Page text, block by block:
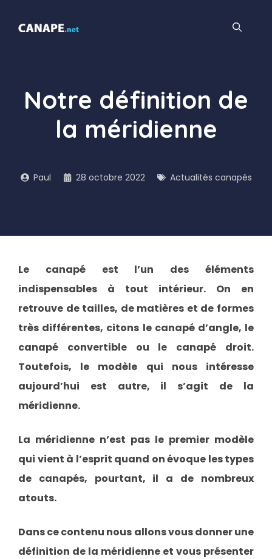
contenu
Notre définition de
la méridienne
Paul 28 octobre 2022 Actualités canapés
Le canapé est l’un des éléments
indispensables à tout intérieur. On en
retrouve de tailles, de matières et de formes
très différentes, citons le canapé d’angle, le
canapé convertible ou le canapé droit.
Toutefois, le modèle qui nous intéresse
aujourd’hui est autre, il s’agit de la
méridienne.
La méridienne n’est pas le premier modèle
qui vient à l’esprit quand on évoque les types
de canapés, pourtant, il a de nombreux
atouts.
Dans ce contenu nous allons vous donner une
définition de la méridienne et vous présenter